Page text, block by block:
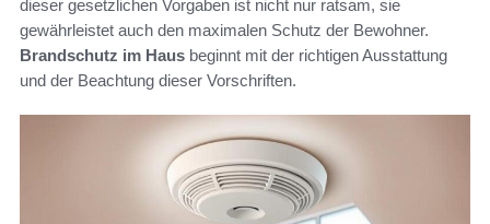
dieser gesetzlichen Vorgaben ist nicht nur ratsam, sie
gewährleistet auch den maximalen Schutz der Bewohner.
Brandschutz im Haus beginnt mit der richtigen Ausstattung
und der Beachtung dieser Vorschriften.